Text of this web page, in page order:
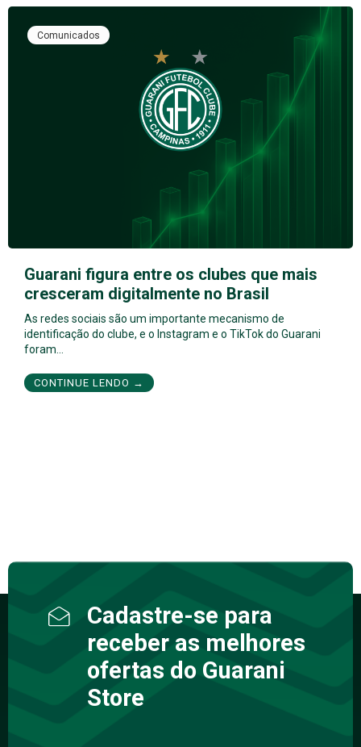
Comunicados
Guarani figura entre os clubes que mais
cresceram digitalmente no Brasil
As redes sociais são um importante mecanismo de
identificação do clube, e o Instagram e o TikTok do Guarani
foram…
CONTINUE LENDO →
Cadastre-se para
receber as melhores
ofertas do Guarani
Store